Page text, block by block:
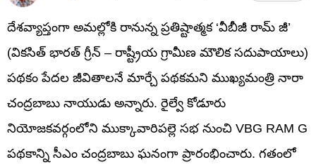
దేశవ్యాప్తంగా అమల్లోకి రానున్న ప్రతిష్టాత్మక ‘వీబీజీ రామ్ జీ’
(వికసిత్ భారత్ గ్రీన్ – రాష్ట్రీయ గ్రామీణ మౌలిక సదుపాయాలు)
పథకం పేదల జీవితాలనే మార్చే పథకమని ముఖ్యమంత్రి నారా
చంద్రబాబు నాయుడు అన్నారు. రైల్వే కోడూరు
నియోజకవర్గంలోని ముక్కావారిపల్లె సభ నుంచి VBG RAM G
పథకాన్ని సీఎం చంద్రబాబు ఘనంగా ప్రారంభించారు. గతంలో